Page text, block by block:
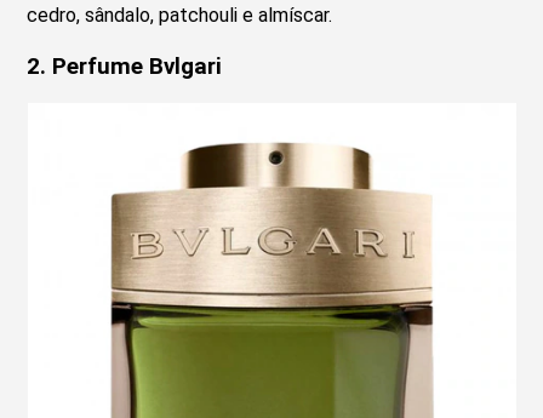
cedro, sândalo, patchouli e almíscar.
2. Perfume Bvlgari